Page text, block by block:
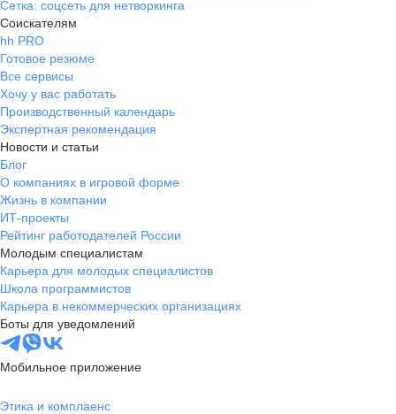
Сетка: соцсеть для нетворкинга
Соискателям
hh PRO
Готовое резюме
Все сервисы
Хочу у вас работать
Производственный календарь
Экспертная рекомендация
Новости и статьи
Блог
О компаниях в игровой форме
Жизнь в компании
ИТ-проекты
Рейтинг работодателей России
Молодым специалистам
Карьера для молодых специалистов
Школа программистов
Карьера в некоммерческих организациях
Боты для уведомлений
Мобильное приложение
Этика и комплаенс